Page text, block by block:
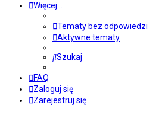
Więcej…
Tematy bez odpowiedzi
Aktywne tematy
Szukaj
FAQ
Zaloguj się
Zarejestruj się